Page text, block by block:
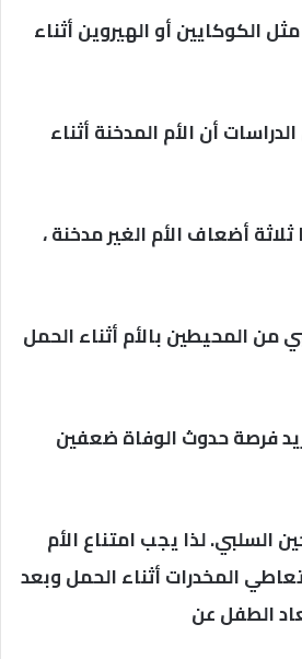
الكوكايين أو الهيروين أثناء
أن الأم المدخنة أثناء
أضعاف الأم الغير مدخنة ،
من المحيطين بالأم أثناء الحمل
فرصة حدوث الوفاة ضعفين
السلبي. لذا يجب امتناع الأم
المخدرات أثناء الحمل وبعد
الطفل عن